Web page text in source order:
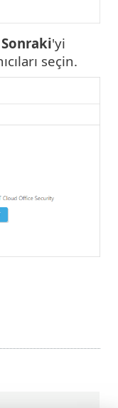
Sonraki'yi
seçin.